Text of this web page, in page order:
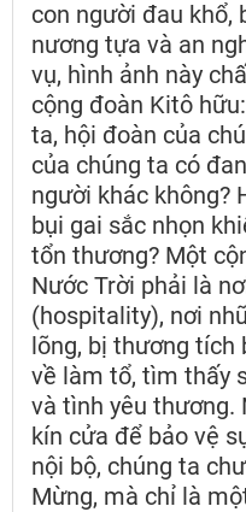
con người đau khổ,
nương tựa và an
vụ, hình ảnh này
cộng đoàn Kitô
ta, hội đoàn của
của chúng ta có
người khác không?
bụi gai sắc nhọn
tổn thương? Một
Nước Trời phải là
(hospitality), nơi
lõng, bị thương tích
về làm tổ, tìm thấy
và tình yêu thương.
kín cửa để bảo vệ
nội bộ, chúng ta
Mừng, mà chỉ là